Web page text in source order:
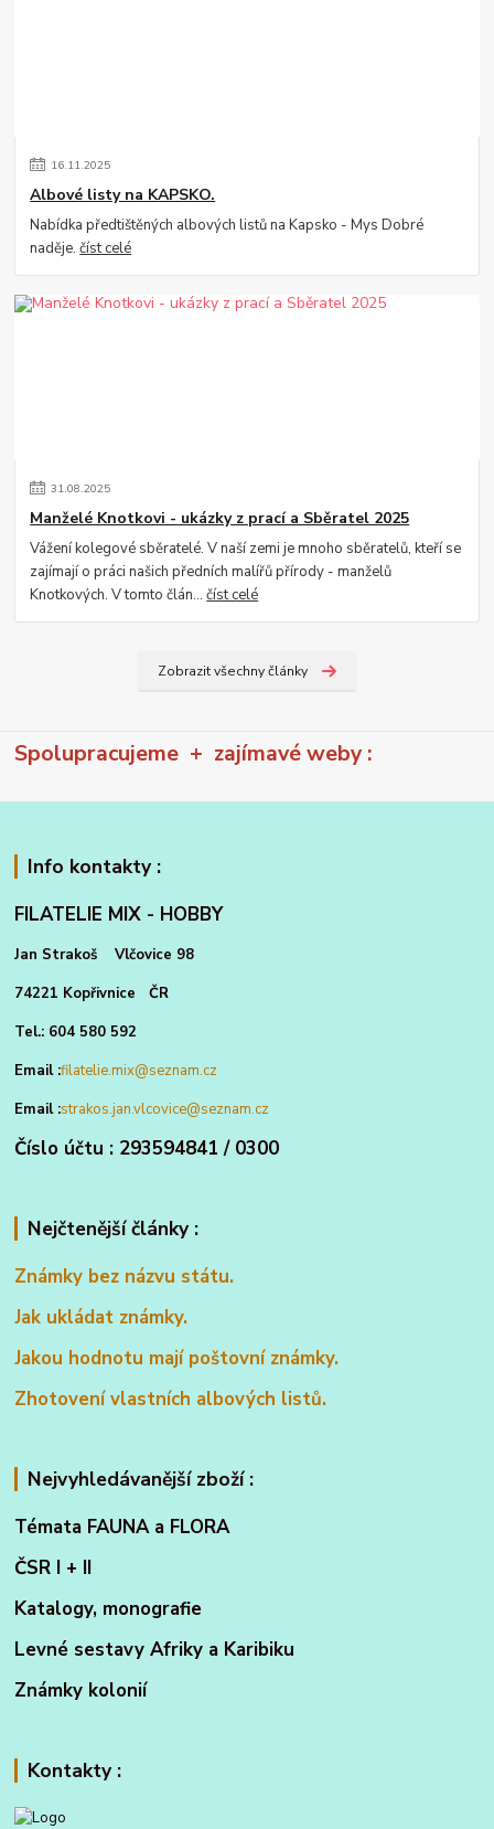
16.11.2025
Albové listy na KAPSKO.
Nabídka předtištěných albových listů na Kapsko - Mys Dobré
naděje.číst celé
31.08.2025
Manželé Knotkovi - ukázky z prací a Sběratel 2025
Vážení kolegové sběratelé. V naší zemi je mnoho sběratelů, kteří se
zajímají o práci našich předních malířů přírody - manželů
Knotkových. V tomto člán...číst celé
Zobrazit všechny články
Spolupracujeme + zajímavé weby :
Info kontakty :
FILATELIE MIX - HOBBY
Jan Strakoš Vlčovice 98
74221 Kopřivnice ČR
Tel.: 604 580 592
Email :filatelie.mix@seznam.cz
Email :strakos.jan.vlcovice@seznam.cz
Číslo účtu : 293594841 / 0300
Nejčtenější články :
Známky bez názvu státu.
Jak ukládat známky.
Jakou hodnotu mají poštovní známky.
Zhotovení vlastních albových listů.
Nejvyhledávanější zboží :
Témata FAUNA a FLORA
ČSR I + II
Katalogy, monografie
Levné sestavy Afriky a Karibiku
Známky kolonií
Kontakty :